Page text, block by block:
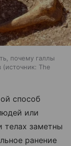
почему галлы
источник: The
способ
или
телах заметны
ранение